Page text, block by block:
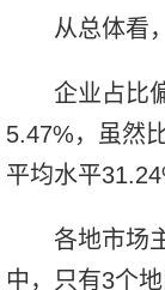
从总体看，
企业占比偏
5.47%，虽然
平均水平
各地市场主
中，只有3个